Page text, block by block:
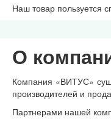
Наш товар пользуется
О
Компания «ВИТУС»
производителей и
Партнерами нашей